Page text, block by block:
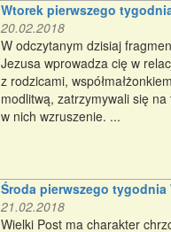
Wtorek pierwszego
20.02.2018
W odczytanym dzisiaj
Jezusa wprowadza cię w
z rodzicami,
modlitwą, zatrzymywali się
w nich wzruszenie. ...
Środa pierwszego tygodnia
21.02.2018
Wielki Post ma charakter